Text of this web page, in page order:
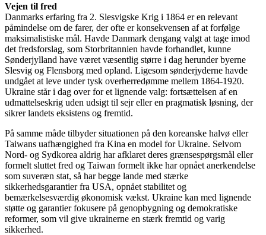
Vejen til fred
Danmarks erfaring fra 2. Slesvigske Krig i 1864 er en relevant
påmindelse om de farer, der ofte er konsekvensen af at forfølge
maksimalistiske mål. Havde Danmark dengang valgt at tage imod
det fredsforslag, som Storbritannien havde forhandlet, kunne
Sønderjylland have været væsentlig større i dag herunder byerne
Slesvig og Flensborg med opland. Ligesom sønderjyderne havde
undgået at leve under tysk overherredømme mellem 1864-1920.
Ukraine står i dag over for et lignende valg: fortsættelsen af en
udmattelseskrig uden udsigt til sejr eller en pragmatisk løsning, der
sikrer landets eksistens og fremtid.
På samme måde tilbyder situationen på den koreanske halvø eller
Taiwans uafhængighed fra Kina en model for Ukraine. Selvom
Nord- og Sydkorea aldrig har afklaret deres grænsespørgsmål eller
formelt sluttet fred og Taiwan formelt ikke har opnået anerkendelse
som suveræn stat, så har begge lande med stærke
sikkerhedsgarantier fra USA, opnået stabilitet og
bemærkelsesværdig økonomisk vækst. Ukraine kan med lignende
støtte og garantier fokusere på genopbygning og demokratiske
reformer, som vil give ukrainerne en stærk fremtid og varig
sikkerhed.